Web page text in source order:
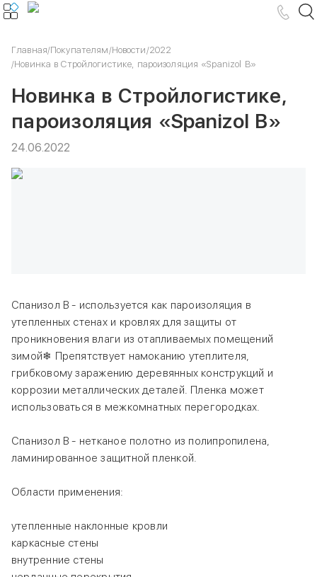
Главная/Покупателям/Новости/2022
/Новинка в Стройлогистике, пароизоляция «Spanizol В»
Новинка в Стройлогистике,
пароизоляция «Spanizol В»
24.06.2022
Спанизол B - используется как пароизоляция в
утепленных стенах и кровлях для защиты от
проникновения влаги из отапливаемых помещений
зимой❄ Препятствует намоканию утеплителя,
грибковому заражению деревянных конструкций и
коррозии металлических деталей. Пленка может
использоваться в межкомнатных перегородках.
Спанизол B - нетканое полотно из полипропилена,
ламинированное защитной пленкой.
Области применения:
утепленные наклонные кровли
каркасные стены
внутренние стены